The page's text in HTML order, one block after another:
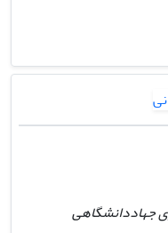
جهاددانشگاهی